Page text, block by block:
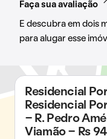
Faça sua avaliação
E descubra em dois
para alugar esse
Residencial
Residencial
- R. Pedro
Viamão - Rs